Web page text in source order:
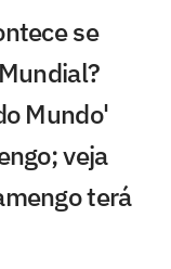
se
Mundo'
veja
terá